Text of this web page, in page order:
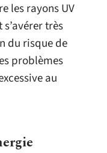
les rayons UV
très
du risque de
problèmes
au